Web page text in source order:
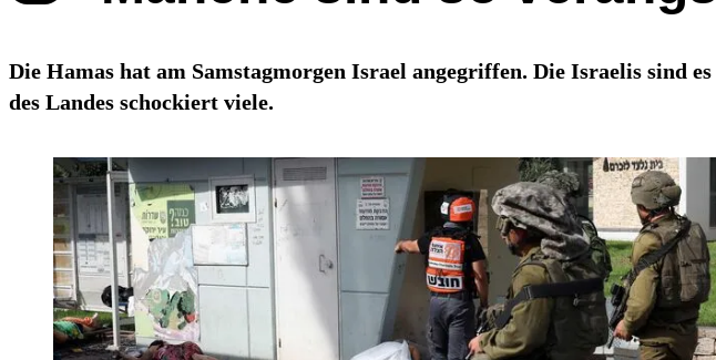
Die Hamas hat am Samstagmorgen Israel angegriffen. Die Israelis sind
des Landes schockiert viele.